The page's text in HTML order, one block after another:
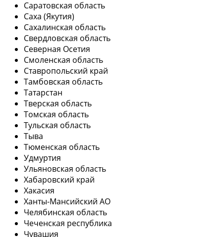
Саратовская область
Саха (Якутия)
Сахалинская область
Свердловская область
Северная Осетия
Смоленская область
Ставропольский край
Тамбовская область
Татарстан
Тверская область
Томская область
Тульская область
Тыва
Тюменская область
Удмуртия
Ульяновская область
Хабаровский край
Хакасия
Ханты-Мансийский АО
Челябинская область
Чеченская республика
Чувашия